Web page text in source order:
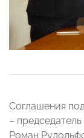
Соглашения
–
Роман